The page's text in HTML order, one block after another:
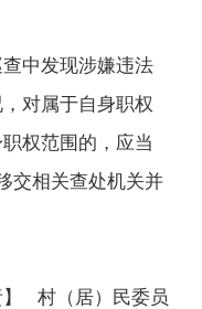
中发现涉嫌违法
对属于自身职权
权范围的，应当
交相关查处机关并
】 村（居）民委员